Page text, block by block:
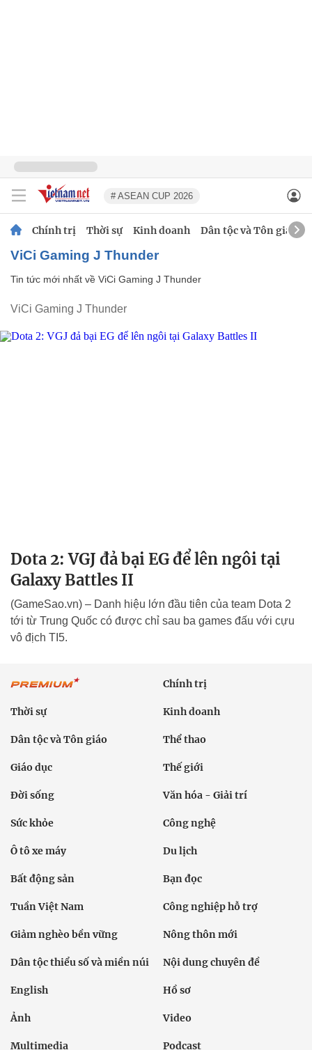
# ASEAN CUP 2026
Chính trị Thời sự Kinh doanh Dân tộc và Tôn giáo
ViCi Gaming J Thunder
Tin tức mới nhất về ViCi Gaming J Thunder
ViCi Gaming J Thunder
Dota 2: VGJ đả bại EG để lên ngôi tại
Galaxy Battles II
(GameSao.vn) – Danh hiệu lớn đầu tiên của team Dota 2
tới từ Trung Quốc có được chỉ sau ba games đấu với cựu
vô địch TI5.
Chính trị
Thời sự Kinh doanh
Dân tộc và Tôn giáo Thể thao
Giáo dục Thế giới
Đời sống Văn hóa - Giải trí
Sức khỏe Công nghệ
Ô tô xe máy Du lịch
Bất động sản Bạn đọc
Tuần Việt Nam Công nghiệp hỗ trợ
Giảm nghèo bền vững Nông thôn mới
Dân tộc thiểu số và miền núi Nội dung chuyên đề
English Hồ sơ
Ảnh Video
Multimedia Podcast